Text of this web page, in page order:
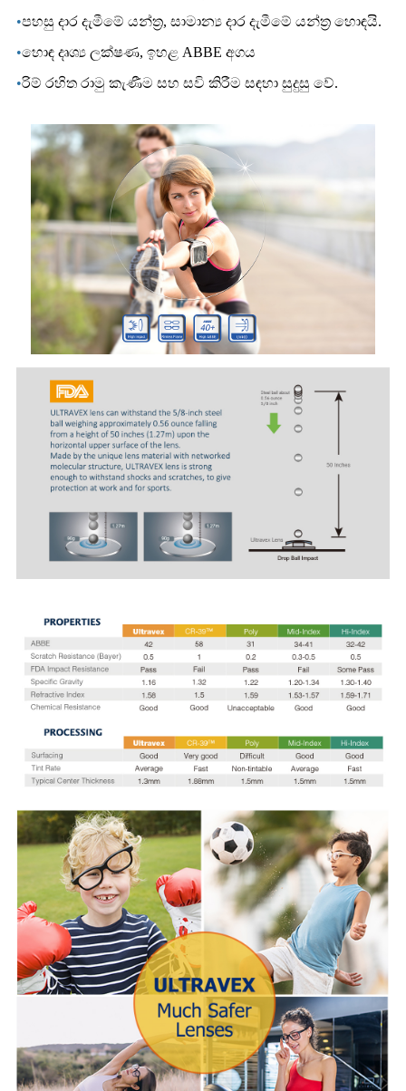
•පහසු දාර දැමීමේ යන්ත්‍ර, සාමාන්‍ය දාර දැමීමේ යන්ත්‍ර හොඳයි.
•හොඳ දෘශ්‍ය ලක්ෂණ, ඉහළ ABBE අගය
•රිම් රහිත රාමු කැණීම සහ සවි කිරීම සඳහා සුදුසු වේ.